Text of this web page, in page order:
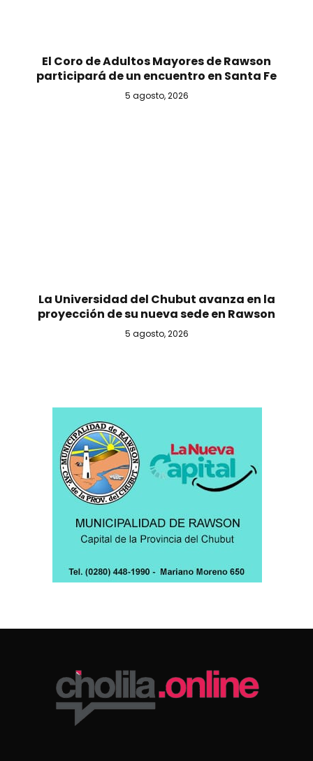
El Coro de Adultos Mayores de Rawson
participará de un encuentro en Santa Fe
5 agosto, 2026
La Universidad del Chubut avanza en la
proyección de su nueva sede en Rawson
5 agosto, 2026